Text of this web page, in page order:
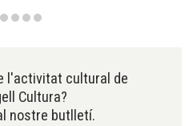
l'activitat cultural de
Cultura?
nostre butlletí.